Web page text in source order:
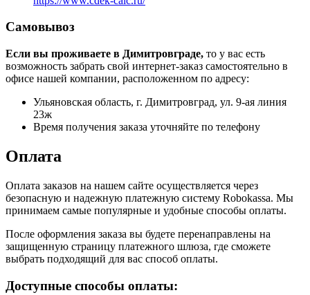
Самовывоз
Если вы проживаете в Димитровграде, то у вас есть
возможность забрать свой интернет-заказ самостоятельно в
офисе нашей компании, расположенном по адресу:
Ульяновская область, г. Димитровград, ул. 9-ая линия
23ж
Время получения заказа уточняйте по телефону
Оплата
Оплата заказов на нашем сайте осуществляется через
безопасную и надежную платежную систему Robokassa. Мы
принимаем самые популярные и удобные способы оплаты.
После оформления заказа вы будете перенаправлены на
защищенную страницу платежного шлюза, где сможете
выбрать подходящий для вас способ оплаты.
Доступные способы оплаты: